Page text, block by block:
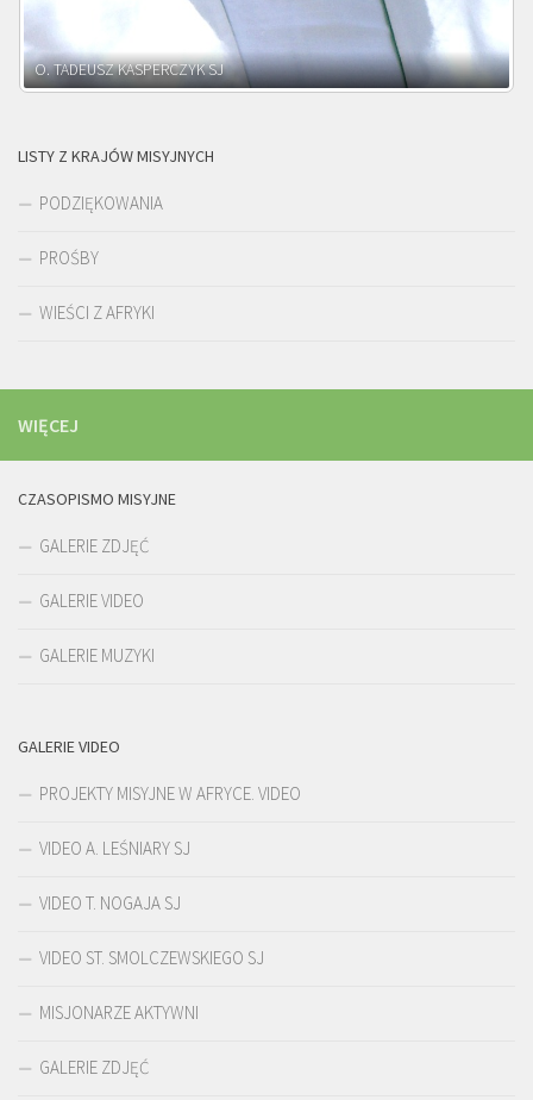
O. ADNRZEJ LEŚNIARA SJ
LISTY Z KRAJÓW MISYJNYCH
PODZIĘKOWANIA
PROŚBY
WIEŚCI Z AFRYKI
WIĘCEJ
CZASOPISMO MISYJNE
GALERIE ZDJĘĆ
GALERIE VIDEO
GALERIE MUZYKI
GALERIE VIDEO
PROJEKTY MISYJNE W AFRYCE. VIDEO
VIDEO A. LEŚNIARY SJ
VIDEO T. NOGAJA SJ
VIDEO ST. SMOLCZEWSKIEGO SJ
MISJONARZE AKTYWNI
GALERIE ZDJĘĆ